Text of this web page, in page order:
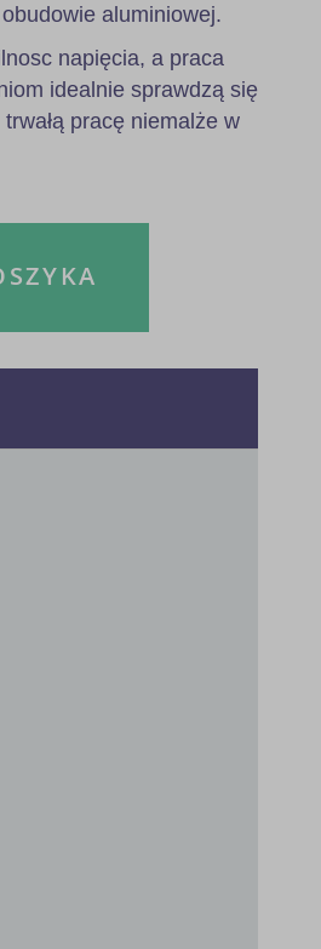
aluminiowej.
napięcia, a praca
idealnie sprawdzą się
pracę niemalże w